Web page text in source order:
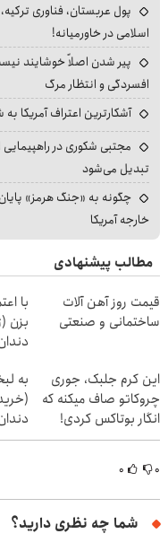
پول عربستان، فناوری
اسلامی در خاورمیانه!
پیر شدن اصلاً خوشایند
افسردگی و انتظار مرگ
آشکارترین اعتراف آمریکا
مجتبی شکوری در راهپیمایی
تبدیل می‌شود
چگونه به «جنگ هرمز»
خارجه آمریکا
مطالب پیشنهادی
قیمت روز آهن آلات
ساختمانی و صنعتی
با
بزن
این کرم جلبک، جوری
چروکاتو صاف میکنه که
انگار بوتاکس کردی!
(تخفیف ویژه)
به
دندان
۰ ۰
شما چه نظری دارید؟